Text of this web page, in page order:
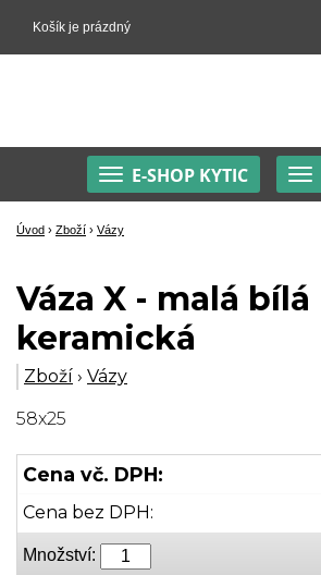
Košík je prázdný
E-SHOP KYTIC
Úvod › Zboží › Vázy
Váza X - malá bílá
keramická
Zboží › Vázy
58x25
Cena vč. DPH:
Cena bez DPH:
Množství: